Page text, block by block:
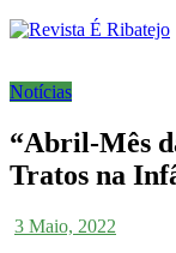
Notícias
“Abril-Mês
Tratos na
3 Maio, 2022